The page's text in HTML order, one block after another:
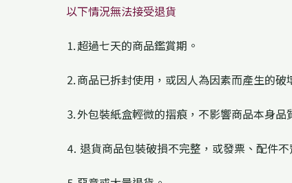
以下情況無法接受退貨
⒈超過七天的商品鑑賞期。
⒉商品已拆封使用，或因人為因素而產生的破
⒊外包裝紙盒輕微的摺痕，不影響商品本身品
⒋ 退貨商品包裝破損不完整，或發票、配件不